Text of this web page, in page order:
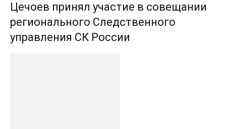
Цечоев принял участие в совещании
регионального Следственного
управления СК России